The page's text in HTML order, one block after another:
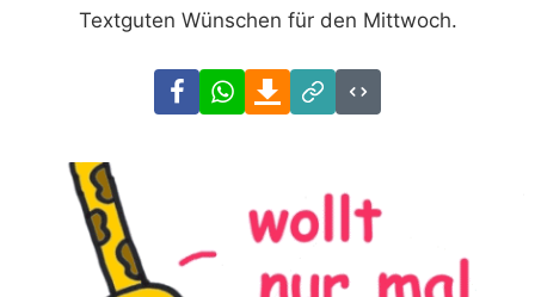
Textguten Wünschen für den Mittwoch.
FacebookWhatsAppDownload
Link
Code